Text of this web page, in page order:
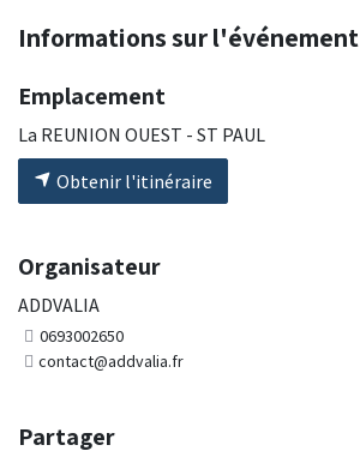
Informations sur l'événement
Emplacement
La REUNION OUEST - ST PAUL
Obtenir l'itinéraire
Organisateur
ADDVALIA
0693002650
contact@addvalia.fr
Partager